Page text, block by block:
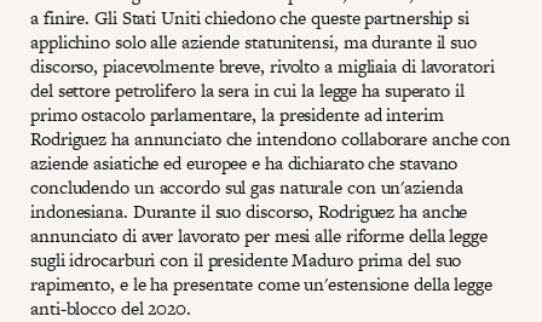
a finire. Gli Stati Uniti chiedono che queste partnership si
applichino solo alle aziende statunitensi, ma durante il suo
discorso, piacevolmente breve, rivolto a migliaia di lavoratori
del settore petrolifero la sera in cui la legge ha superato il
primo ostacolo parlamentare, la presidente ad interim
Rodriguez ha annunciato che intendono collaborare anche con
aziende asiatiche ed europee e ha dichiarato che stavano
concludendo un accordo sul gas naturale con un'azienda
indonesiana. Durante il suo discorso, Rodriguez ha anche
annunciato di aver lavorato per mesi alle riforme della legge
sugli idrocarburi con il presidente Maduro prima del suo
rapimento, e le ha presentate come un'estensione della legge
anti-blocco del 2020.